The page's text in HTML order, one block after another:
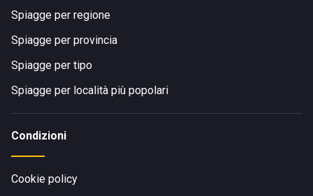
Spiagge per regione
Spiagge per provincia
Spiagge per tipo
Spiagge per località più popolari
Condizioni
Cookie policy